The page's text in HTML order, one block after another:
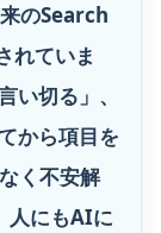
のSearch
れていま
い切る」、
から項目を
く不安解
人にもAIに